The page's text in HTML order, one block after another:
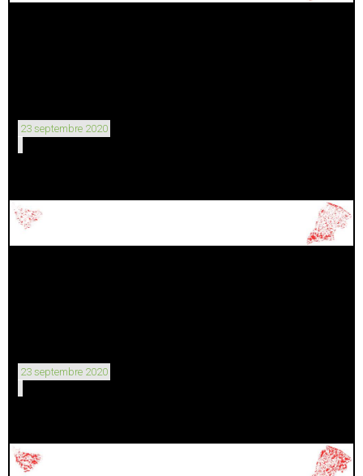
23 septembre 2020
23 septembre 2020